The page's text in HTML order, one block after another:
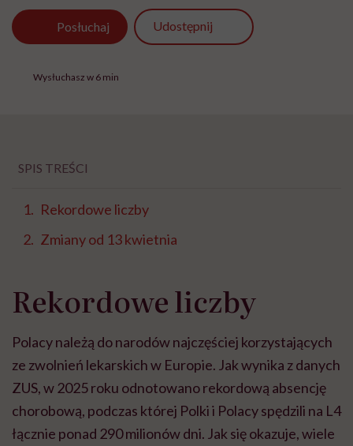
Posłuchaj Udostępnij
Wysłuchasz w 6 min
SPIS TREŚCI
Rekordowe liczby
Zmiany od 13 kwietnia
Rekordowe liczby
Polacy należą do narodów najczęściej korzystających
ze zwolnień lekarskich w Europie. Jak wynika z danych
ZUS, w 2025 roku odnotowano rekordową absencję
chorobową, podczas której Polki i Polacy spędzili na L4
łącznie ponad 290 milionów dni. Jak się okazuje, wiele